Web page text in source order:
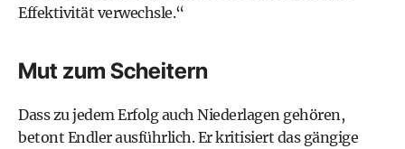
Effektivität verwechsle.“
Mut zum Scheitern
Dass zu jedem Erfolg auch Niederlagen gehören,
betont Endler ausführlich. Er kritisiert das gängige